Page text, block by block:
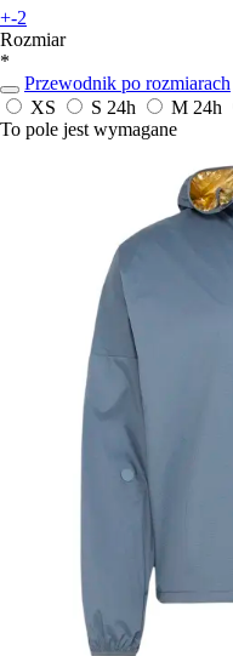
+-2
Rozmiar
*
Przewodnik po rozmiarach
XS
S 24h M 24h
To pole jest wymagane